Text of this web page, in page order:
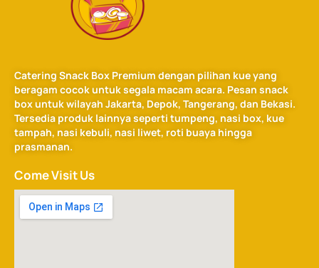
Catering Snack Box Premium dengan pilihan kue yang
beragam cocok untuk segala macam acara. Pesan snack
box untuk wilayah Jakarta, Depok, Tangerang, dan Bekasi.
Tersedia produk lainnya seperti tumpeng, nasi box, kue
tampah, nasi kebuli, nasi liwet, roti buaya hingga
prasmanan.
Come Visit Us